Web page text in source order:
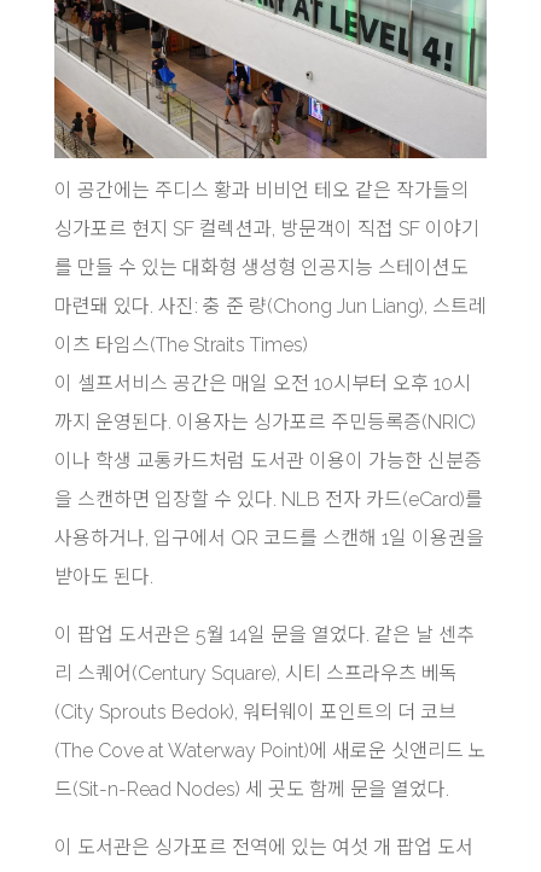
이 공간에는 주디스 황과 비비언 테오 같은 작가들의
싱가포르 현지 SF 컬렉션과, 방문객이 직접 SF 이야기
를 만들 수 있는 대화형 생성형 인공지능 스테이션도
마련돼 있다. 사진: 충 준 량(Chong Jun Liang), 스트레
이츠 타임스(The Straits Times)
이 셀프서비스 공간은 매일 오전 10시부터 오후 10시
까지 운영된다. 이용자는 싱가포르 주민등록증(NRIC)
이나 학생 교통카드처럼 도서관 이용이 가능한 신분증
을 스캔하면 입장할 수 있다. NLB 전자 카드(eCard)를
사용하거나, 입구에서 QR 코드를 스캔해 1일 이용권을
받아도 된다.
이 팝업 도서관은 5월 14일 문을 열었다. 같은 날 센추
리 스퀘어(Century Square), 시티 스프라우츠 베독
(City Sprouts Bedok), 워터웨이 포인트의 더 코브
(The Cove at Waterway Point)에 새로운 싯앤리드 노
드(Sit-n-Read Nodes) 세 곳도 함께 문을 열었다.
이 도서관은 싱가포르 전역에 있는 여섯 개 팝업 도서